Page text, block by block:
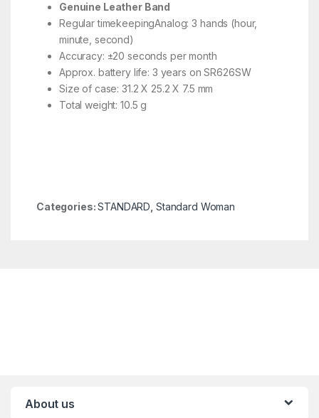
Genuine Leather Band
Regular timekeepingAnalog: 3 hands (hour,
minute, second)
Accuracy: ±20 seconds per month
Approx. battery life: 3 years on SR626SW
Size of case: 31.2 X 25.2 X 7.5 mm
Total weight: 10.5 g
Categories:STANDARD Standard Woman
About us